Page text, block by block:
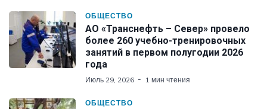
ОБЩЕСТВО
АО «Транснефть – Север» провело
более 260 учебно-тренировочных
занятий в первом полугодии 2026
года
Июль 29, 2026 1 мин чтения
ОБЩЕСТВО